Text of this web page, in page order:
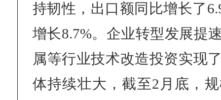
持韧性，出口额同比增长了
增长8.7%。企业转型发展提
属等行业技术改造投资实现
体持续壮大，截至2月底，